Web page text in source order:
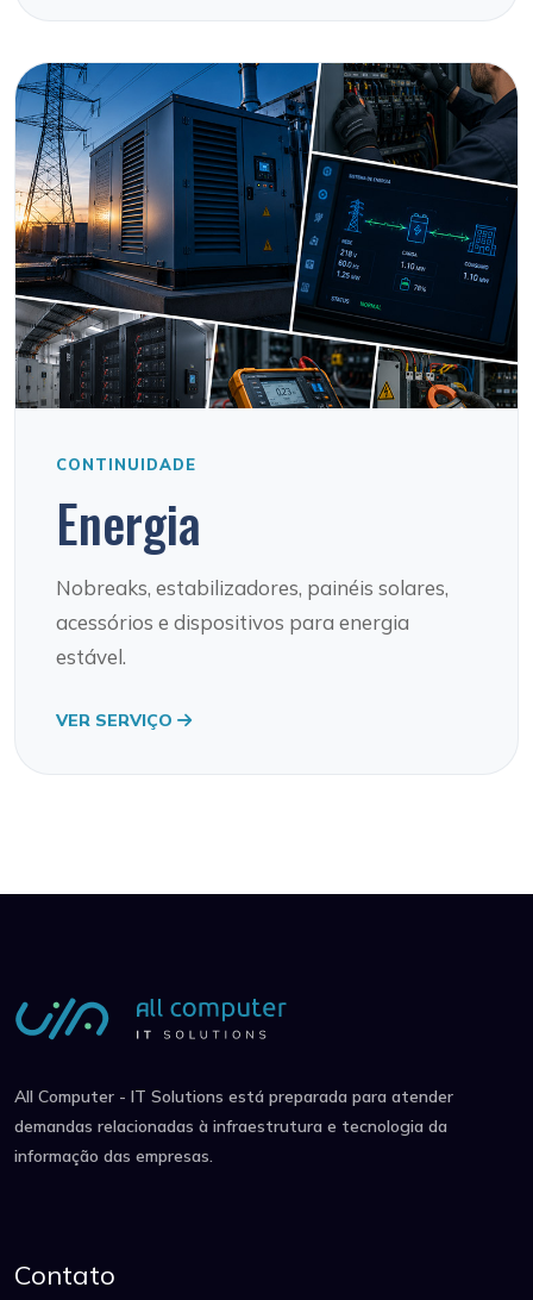
CONTINUIDADE
Energia
Nobreaks, estabilizadores, painéis solares,
acessórios e dispositivos para energia
estável.
VER SERVIÇO
All Computer - IT Solutions está preparada para atender
demandas relacionadas à infraestrutura e tecnologia da
informação das empresas.
Contato